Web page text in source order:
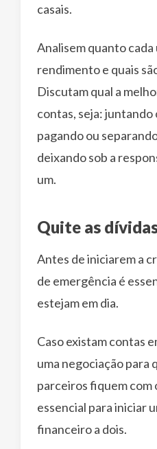
casais.
Analisem quanto cada
rendimento e quais
Discutam qual a
contas, seja: juntando
pagando ou
deixando sob a
um.
Quite as
Antes de iniciarem a
de emergência é
estejam em dia.
Caso existam contas
uma negociação para
parceiros fiquem com
essencial para iniciar
financeiro a dois.